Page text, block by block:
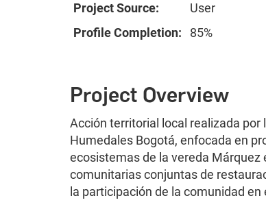
Project Source:
User
Profile Completion:
85%
Project Overview
Acción territorial local realizada por
Humedales Bogotá, enfocada en
ecosistemas de la vereda
comunitarias conjuntas de
la participación de la comunidad